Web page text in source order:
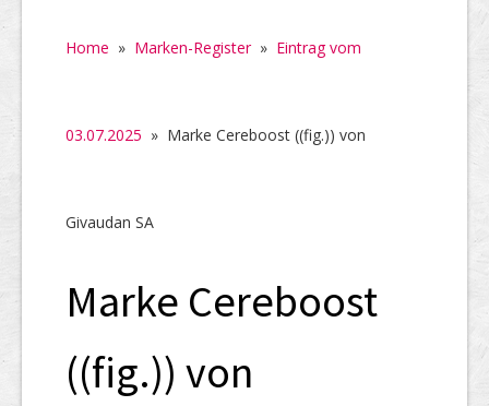
Links
Home » Marken-Register» Eintrag vom
03.07.2025 » Marke Cereboost ((fig.)) von
Givaudan SA
Marke Cereboost
((fig.)) von